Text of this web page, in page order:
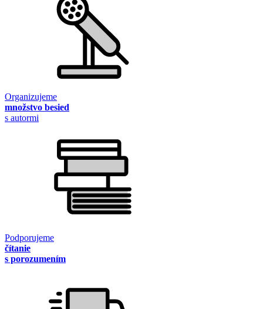
Organizujeme
množstvo besied
s autormi
Podporujeme
čítanie
s porozumením